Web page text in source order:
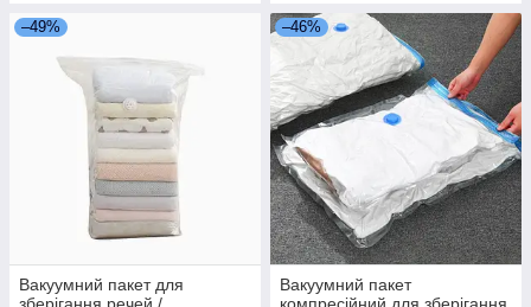
–49%
Вакуумний пакет для
–46%
Вакуумний пакет